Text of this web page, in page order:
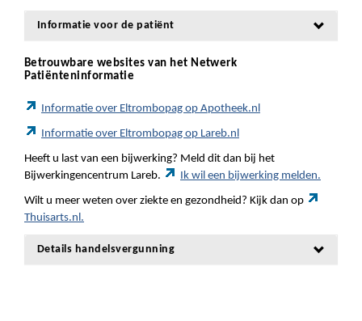
Informatie voor de patiënt
Betrouwbare websites van het Netwerk
Patiënteninformatie
Informatie over Eltrombopag op Apotheek.nl
Informatie over Eltrombopag op Lareb.nl
Heeft u last van een bijwerking? Meld dit dan bij het
Bijwerkingencentrum Lareb.
Ik wil een bijwerking melden.
Wilt u meer weten over ziekte en gezondheid? Kijk dan op
Thuisarts.nl.
Details handelsvergunning